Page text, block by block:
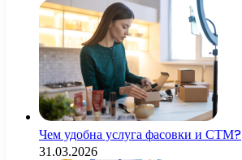
Чем удобна услуга фасовки и СТМ?
31.03.2026